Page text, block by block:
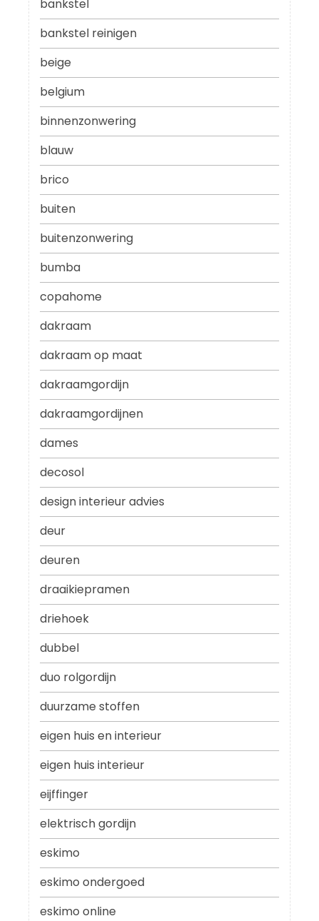
bankstel
bankstel reinigen
beige
belgium
binnenzonwering
blauw
brico
buiten
buitenzonwering
bumba
copahome
dakraam
dakraam op maat
dakraamgordijn
dakraamgordijnen
dames
decosol
design interieur advies
deur
deuren
draaikiepramen
driehoek
dubbel
duo rolgordijn
duurzame stoffen
eigen huis en interieur
eigen huis interieur
eijffinger
elektrisch gordijn
eskimo
eskimo ondergoed
eskimo online